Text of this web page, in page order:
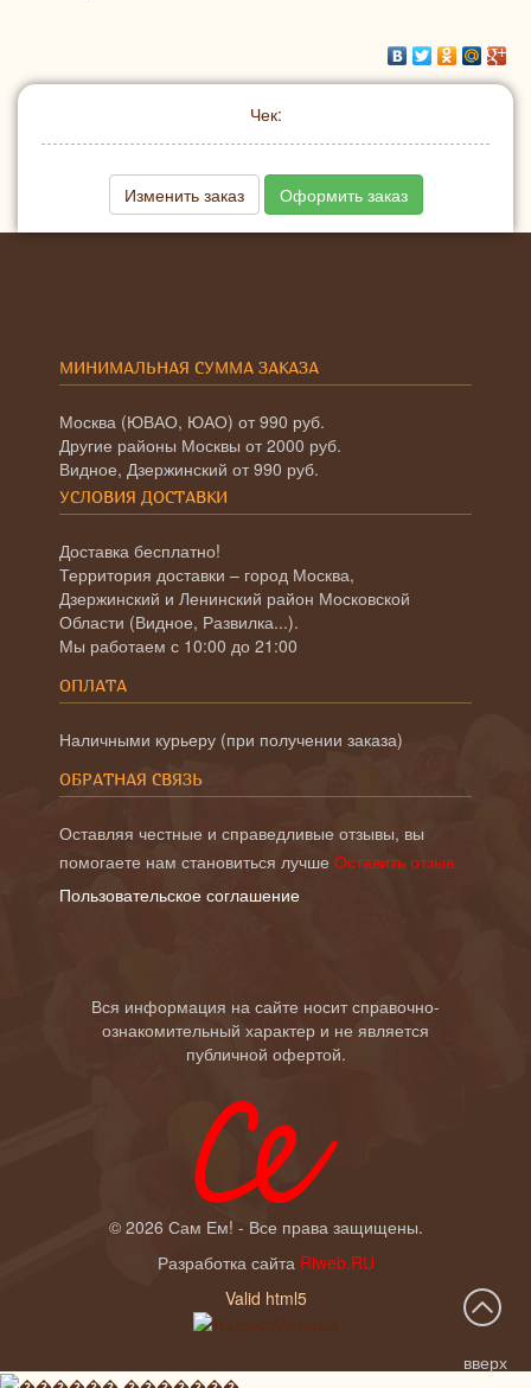
Чек:
Изменить заказ Оформить заказ
МИНИМАЛЬНАЯ СУММА ЗАКАЗА
Москва (ЮВАО, ЮАО) от 990 руб.
Другие районы Москвы от 2000 руб.
Видное, Дзержинский от 990 руб.
УСЛОВИЯ ДОСТАВКИ
Доставка бесплатно!
Территория доставки – город Москва,
Дзержинский и Ленинский район Московской
Области (Видное, Развилка...).
Мы работаем с 10:00 до 21:00
ОПЛАТА
Наличными курьеру (при получении заказа)
ОБРАТНАЯ СВЯЗЬ
Оставляя честные и справедливые отзывы, вы
помогаете нам становиться лучше Оставить отзыв
Пользовательское соглашение
Вся информация на сайте носит справочно-
ознакомительный характер и не является
публичной офертой.
© 2026 Сам Ем! - Все права защищены.
Разработка сайта Riweb.RU
Valid html5
вверх